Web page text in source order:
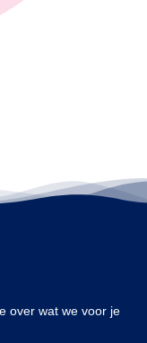
over wat we voor je